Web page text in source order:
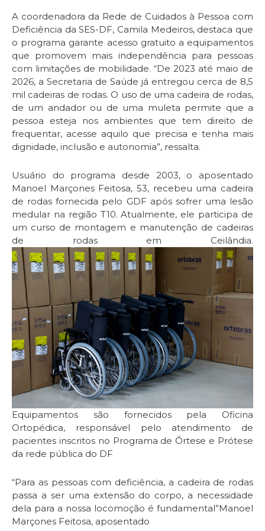
A coordenadora da Rede de Cuidados à Pessoa com
Deficiência da SES-DF, Camila Medeiros, destaca que
o programa garante acesso gratuito a equipamentos
que promovem mais independência para pessoas
com limitações de mobilidade. “De 2023 até maio de
2026, a Secretaria de Saúde já entregou cerca de 8,5
mil cadeiras de rodas. O uso de uma cadeira de rodas,
de um andador ou de uma muleta permite que a
pessoa esteja nos ambientes que tem direito de
frequentar, acesse aquilo que precisa e tenha mais
dignidade, inclusão e autonomia”, ressalta.
Usuário do programa desde 2003, o aposentado
Manoel Marçones Feitosa, 53, recebeu uma cadeira
de rodas fornecida pelo GDF após sofrer uma lesão
medular na região T10. Atualmente, ele participa de
um curso de montagem e manutenção de cadeiras
de rodas em Ceilândia.
Equipamentos são fornecidos pela Oficina
Ortopédica, responsável pelo atendimento de
pacientes inscritos no Programa de Órtese e Prótese
da rede pública do DF
“Para as pessoas com deficiência, a cadeira de rodas
passa a ser uma extensão do corpo, a necessidade
dela para a nossa locomoção é fundamental”Manoel
Marçones Feitosa, aposentado